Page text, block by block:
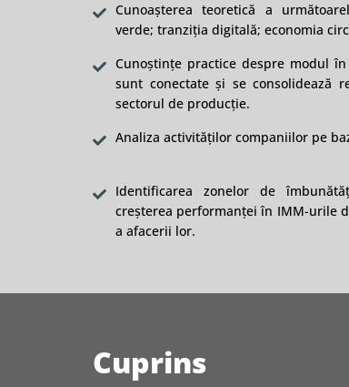
Cunoașterea teoretică a
verde; tranziția digitală; economia
Cunoștințe practice despre modul
sunt conectate și se consolidează
sectorul de producție.
Analiza activităților companiilor pe
Identificarea zonelor de
creșterea performanței în IMM-urile
a afacerii lor.
Cuprins